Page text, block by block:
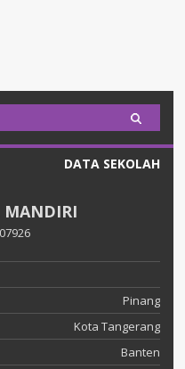
DATA SEKOLAH
MANDIRI
Pinang
Kota Tangerang
Banten